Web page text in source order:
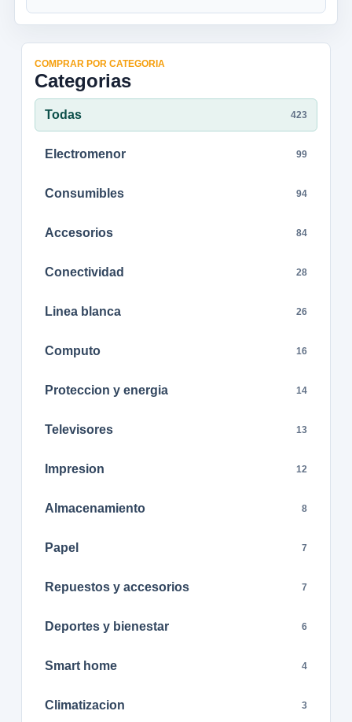
COMPRAR POR CATEGORIA
Categorias
Todas 423
Electromenor 99
Consumibles 94
Accesorios 84
Conectividad 28
Linea blanca 26
Computo 16
Proteccion y energia 14
Televisores 13
Impresion 12
Almacenamiento 8
Papel 7
Repuestos y accesorios 7
Deportes y bienestar 6
Smart home 4
Climatizacion 3